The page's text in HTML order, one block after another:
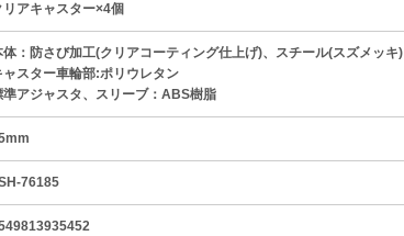
リアキャスター×4個
体：防さび加工(クリアコーティング仕上げ)、スチール(スズメッキ)
ャスター車輪部:ポリウレタン
準アジャスタ、スリーブ：ABS樹脂
76185